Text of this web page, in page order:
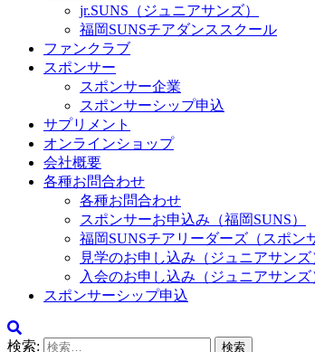
jr.SUNS（ジュニアサンズ）
福岡SUNSチアダンススクール
ファンクラブ
スポンサー
スポンサー企業
スポンサーシップ申込
サプリメント
オンラインショップ
会社概要
各種お問合わせ
各種お問合わせ
スポンサーお申込み（福岡SUNS）
福岡SUNSチアリーダーズ（スポン
見学のお申し込み（ジュニアサンズ
入会のお申し込み（ジュニアサンズ
スポンサーシップ申込
検索: